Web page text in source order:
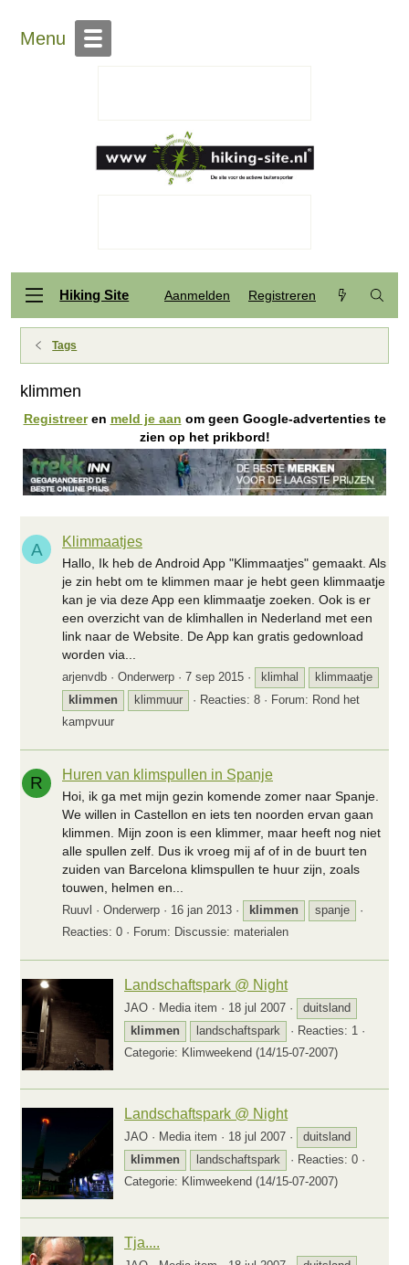
Menu
Hiking Site Aanmelden Registreren
Tags
klimmen
Registreeren meld je aan om geen Google-advertenties te
zien op het prikbord!
A Klimmaatjes
Hallo, Ik heb de Android App "Klimmaatjes" gemaakt. Als
je zin hebt om te klimmen maar je hebt geen klimmaatje
kan je via deze App een klimmaatje zoeken. Ook is er
een overzicht van de klimhallen in Nederland met een
link naar de Website. De App kan gratis gedownload
worden via...
arjenvdb Onderwerp 7 sep 2015 klimhal
klimmaatje
klimmen
klimmuur Reacties: 8 Forum: Rond het
kampvuur
R Huren van klimspullen in Spanje
Hoi, ik ga met mijn gezin komende zomer naar Spanje.
We willen in Castellon en iets ten noorden ervan gaan
klimmen. Mijn zoon is een klimmer, maar heeft nog niet
alle spullen zelf. Dus ik vroeg mij af of in de buurt ten
zuiden van Barcelona klimspullen te huur zijn, zoals
touwen, helmen en...
Ruuvl Onderwerp 16 jan 2013 klimmen
spanje
Reacties: 0
Forum: Discussie: materialen
Landschaftspark @ Night
JAO Media item 18 jul 2007
duitsland
klimmen
landschaftspark
Reacties: 1
Categorie: Klimweekend (14/15-07-2007)
Landschaftspark @ Night
JAO Media item 18 jul 2007
duitsland
klimmen
landschaftspark
Reacties: 0
Categorie: Klimweekend (14/15-07-2007)
Tja....